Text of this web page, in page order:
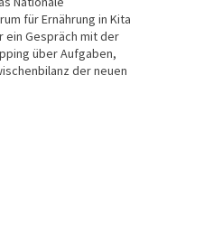
für Ernährung in Kita
ein Gespräch mit der
über Aufgaben,
der neuen